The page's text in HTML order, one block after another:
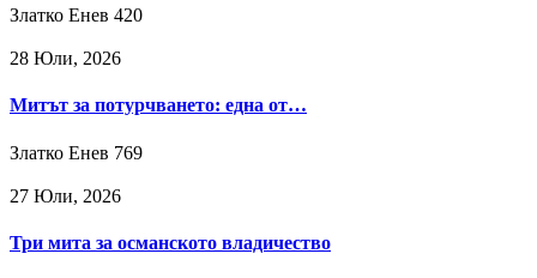
Златко Енев 420
28 Юли, 2026
Митът за потурчването: една от…
Златко Енев 769
27 Юли, 2026
Три мита за османското владичество